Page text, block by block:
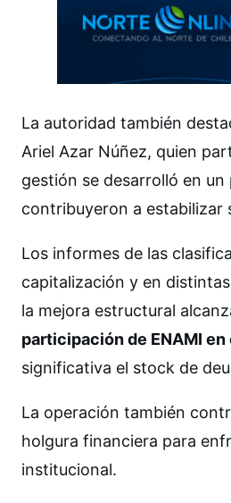
La autoridad también
Ariel Azar Núñez, quien
gestión se desarrolló en
contribuyeron a estabilizar
Los informes de las
capitalización y en
la mejora estructural
participación de ENAMI
significativa el stock de
La operación también
holgura financiera para
institucional.